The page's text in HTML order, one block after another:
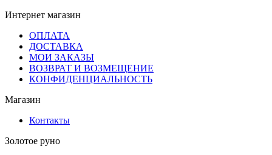
Интернет магазин
ОПЛАТА
ДОСТАВКА
МОИ ЗАКАЗЫ
ВОЗВРАТ И ВОЗМЕЩЕНИЕ
КОНФИДЕНЦИАЛЬНОСТЬ
Магазин
Контакты
Золотое руно